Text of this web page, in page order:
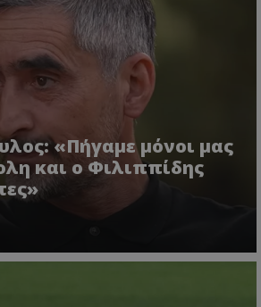
«Πήγαμε μόνοι μας
και ο Φιλιππίδης